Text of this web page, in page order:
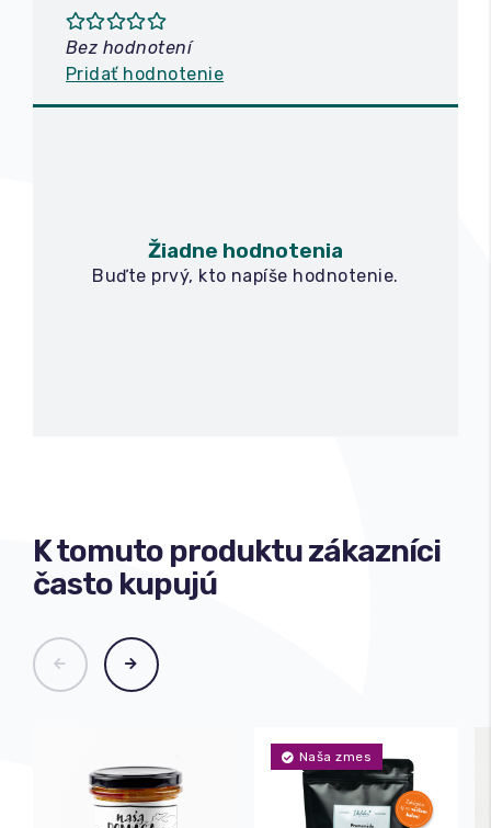
Bez hodnotení
Pridať hodnotenie
Žiadne hodnotenia
Buďte prvý, kto napíše hodnotenie.
K tomuto produktu zákazníci
často kupujú
Naša zmes